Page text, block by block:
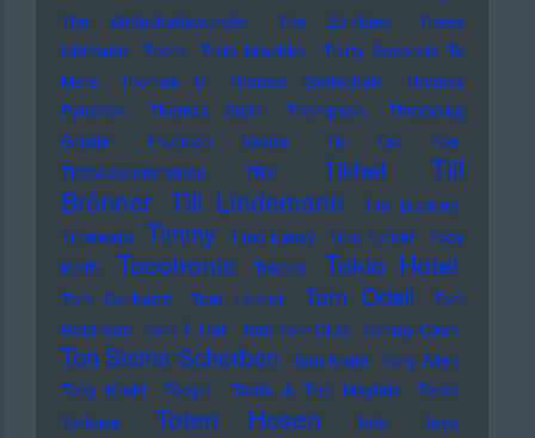
The Wirtschaftswunder
The Zombies
Thees
Uhlmann
Them Thilo Mischke
Thirty Seconds To
Mars
Thomas D Thomas Gottschalk
Thomas
Pynchon
Thomas Stein Thompson
Throbbing
Gristle
Thurston Moore
Tic Tac Toe
Tiefbasskommando TBK
Tikhet
Till
Brönner Till Lindemann
Tim Buckley
Timewarp Timmy Timo Lassy Tina Turner Toby
Keith
Tocotronic Tokens Tokio Hotel
Tom Gerhardt Tom Lehrer Tom Odell
Tom
Robinson Tom T. Hall Tom Tom Club Tommy Cash
Ton Steine Scherben Toni Krahl Tony Allen
Tony Krahl
Tony-L Toots & The Maytals
Torch
Tortoise
Toten Hosen Toto
Toya